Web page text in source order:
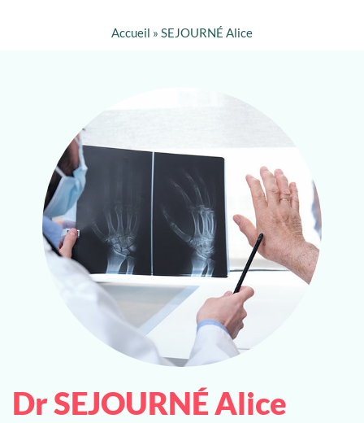
Accueil » SEJOURNÉ Alice
Dr SEJOURNÉ Alice